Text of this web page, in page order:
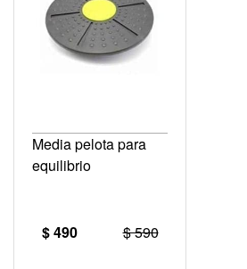
Media pelota para
equilibrio
$ 490 $ 590